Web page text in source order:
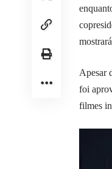
Apesar
foi
filmes